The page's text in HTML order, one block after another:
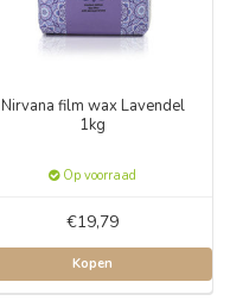
Nirvana film wax Lavendel
1kg
Op voorraad
€19,79
Kopen